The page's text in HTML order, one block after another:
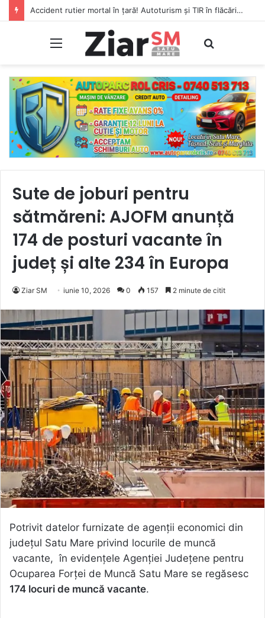
Accident rutier mortal în țară! Autoturism și TIR în flăcări, șofer carbonizat!
Meniu
Sute de joburi pentru
sătmăreni: AJOFM anunță
174 de posturi vacante în
județ și alte 234 în Europa
Ziar SM iunie 10, 2026 0 157 2 minute de citit
Potrivit datelor furnizate de agenții economici din
județul Satu Mare privind locurile de muncă
vacante, în evidențele Agenției Județene pentru
Ocuparea Forței de Muncă Satu Mare se regăsesc
174 locuri de muncă vacante.